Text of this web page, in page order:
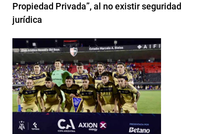
Propiedad Privada”, al no existir seguridad
jurídica